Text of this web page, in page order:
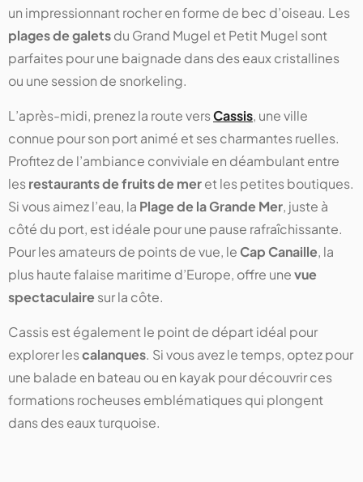
un impressionnant rocher en forme de bec d’oiseau. Les
plages de galetsdu Grand Mugel et Petit Mugel sont
parfaites pour une baignade dans des eaux cristallines
ou une session de snorkeling.
L’après-midi, prenez la route versCassis, une ville
connue pour son port animé et ses charmantes ruelles.
Profitez de l’ambiance conviviale en déambulant entre
lesrestaurants de fruits de meret les petites boutiques.
Si vous aimez l’eau, la Plage de la Grande Mer, juste à
côté du port, est idéale pour une pause rafraîchissante.
Pour les amateurs de points de vue, le Cap Canaille, la
plus haute falaise maritime d’Europe, offre unevue
spectaculairesur la côte.
Cassis est également le point de départ idéal pour
explorer lescalanques. Si vous avez le temps, optez pour
une balade en bateau ou en kayak pour découvrir ces
formations rocheuses emblématiques qui plongent
dans des eaux turquoise.